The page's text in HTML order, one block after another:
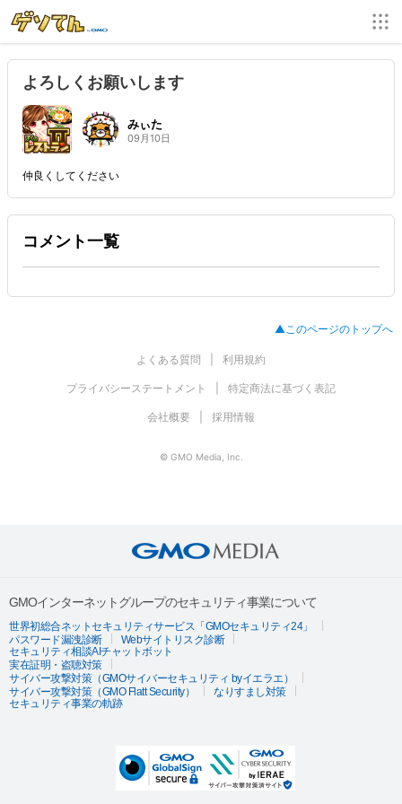
よろしくお願いします
みぃた
09月10日
仲良くしてください
コメント一覧
▲このページのトップへ
よくある質問 利用規約
プライバシーステートメント 特定商法に基づく表記
会社概要 採用情報
© GMO Media, Inc.
GMOインターネットグループのセキュリティ事業について
世界初総合ネットセキュリティサービス「GMOセキュリティ24」
パスワード漏洩診断
Webサイトリスク診断
セキュリティ相談AIチャットボット
実在証明・盗聴対策
サイバー攻撃対策（GMOサイバーセキュリティ byイエラエ）
サイバー攻撃対策（GMO Flatt Security）
なりすまし対策
セキュリティ事業の軌跡